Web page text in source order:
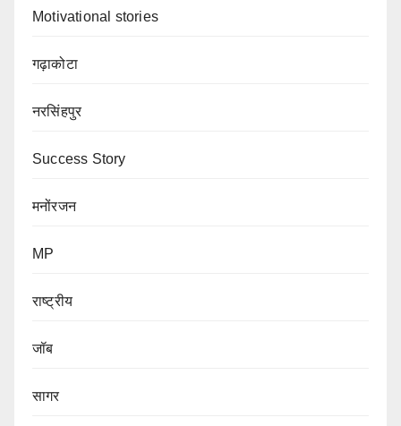
Motivational stories
गढ़ाकोटा
नरसिंहपुर
Success Story
मनोंरजन
MP
राष्ट्रीय
जॉब
सागर